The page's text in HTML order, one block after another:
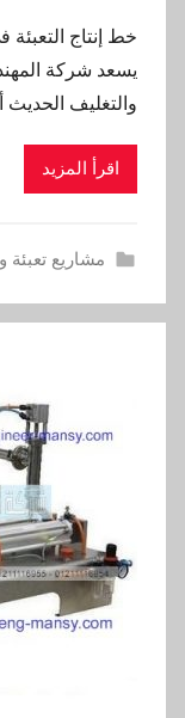
خط إنتاج
يسعد شركة
والتغليف الحديث
اقرأ المزيد
مشاريع تعبئة